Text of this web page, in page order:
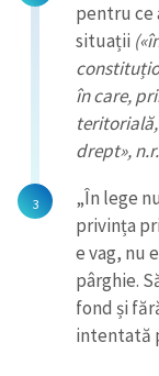
pentru ce
situații
în care,
drept»,
„În lege
privința
e vag, nu
pârghie.
fond și
intentată